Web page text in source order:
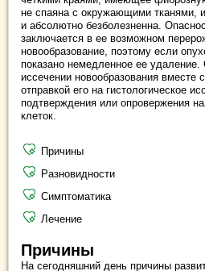
не спаяна с окружающими тканями,
и абсолютно безболезненна.
заключается в ее возможном
новообразование, поэтому если
показано немедленное ее
иссечении новообразования
отправкой его на гистологическое
подтверждения или опровержения
клеток.
Причины
Разновидности
Симптоматика
Лечение
Причины
На сегодняшний день причины